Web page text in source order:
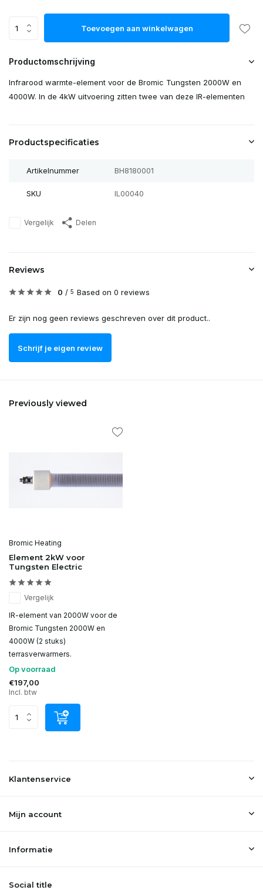
Toevoegen aan winkelwagen
Productomschrijving
Infrarood warmte-element voor de Bromic Tungsten 2000W en
4000W. In de 4kW uitvoering zitten twee van deze IR-elementen
Productspecificaties
Artikelnummer BH8180001
SKU IL00040
Vergelijk Delen
Reviews
0 / 5 Based on 0 reviews
Er zijn nog geen reviews geschreven over dit product..
Schrijf je eigen review
Previously viewed
Bromic Heating
Element 2kW voor
Tungsten Electric
Vergelijk
IR-element van 2000W voor de
Bromic Tungsten 2000W en
4000W (2 stuks)
terrasverwarmers.
Op voorraad
€197,00
Incl. btw
Klantenservice
Mijn account
Informatie
Social title